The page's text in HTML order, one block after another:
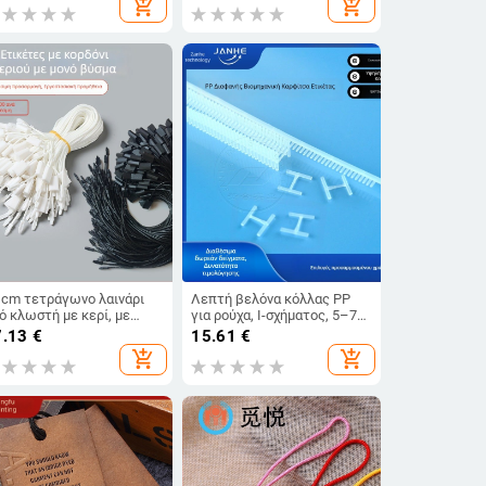
add_shopping_cart
αυγά
add_shopping_cart
τετράγωνο λαινάρι
κλωστή με κερί, με
κούμπωμα, για
€
add_shopping_cart
Λεπτή βελόνα κόλλας PP
για ρούχα, Ι-σχήματος, 5–7
мм, διαφανής/λευκή/μαύρη
15.61 €
add_shopping_cart